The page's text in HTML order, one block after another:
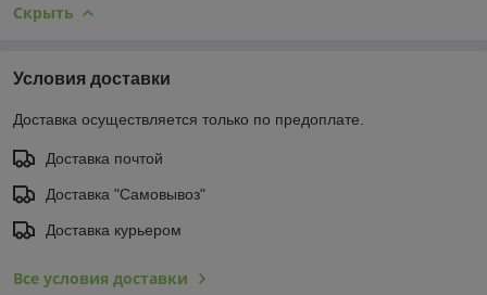
Скрыть
Условия доставки
Доставка осуществляется только по предоплате.
Доставка почтой
Доставка "Самовывоз"
Доставка курьером
Все условия доставки